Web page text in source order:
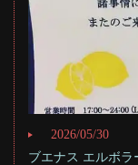
2026/05/30
ブエナス エルボラ